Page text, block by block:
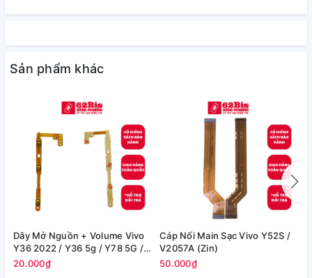
Sản phẩm khác
Dây Mở Nguồn + Volume Vivo
Y36 2022 / Y36 5g / Y78 5G /
Y35+ / Y27 / Y27S (Zin)
20.000₫
Cáp Nối Main Sạc Vivo Y52S /
V2057A (Zin)
50.000₫